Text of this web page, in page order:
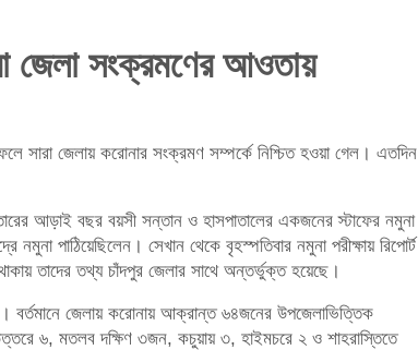
জেলা সংক্রমণের আওতায়
জেলায় করোনার সংক্রমণ সম্পর্কে নিশ্চিত হওয়া গেল। এতদিন
আড়াই বছর বয়সী সন্তান ও হাসপাতালের একজনের স্টাফের নমুনা
পাঠিয়েছিলেন। সেখান থেকে বৃহস্পতিবার নমুনা পরীক্ষায় রিপোর্ট
তাদের তথ্য চাঁদপুর জেলার সাথে অন্তর্ভুক্ত হয়েছে।
বর্তমানে জেলায় করোনায় আক্রান্ত ৬৪জনের উপজেলাভিত্তিক
৬, মতলব দক্ষিণ ৩জন, কচুয়ায় ৩, হাইমচরে ২ ও শাহরাস্তিতে